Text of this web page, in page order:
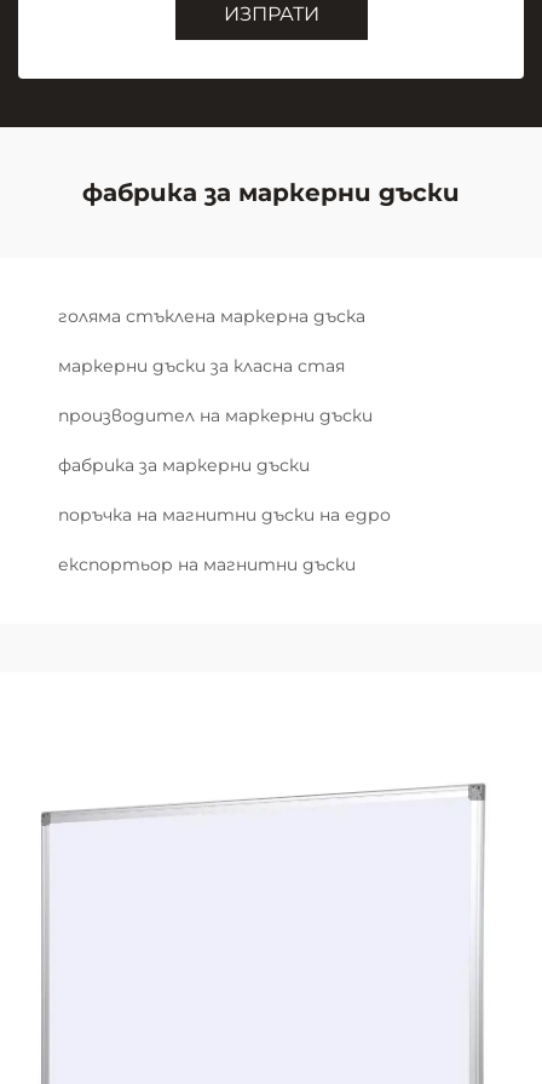
ИЗПРАТИ
фабрика за маркерни дъски
голяма стъклена маркерна дъска
маркерни дъски за класна стая
производител на маркерни дъски
фабрика за маркерни дъски
поръчка на магнитни дъски на едро
експортьор на магнитни дъски